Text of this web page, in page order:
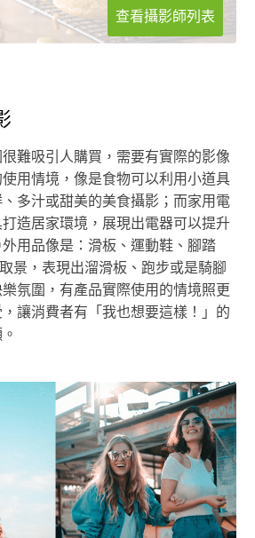
查看攝影師列表
難吸引人購買，需要有實際的影像
用情境，像是食物可以利用小道具
多汁或甜美的美食攝影；而家用電
造居家環境，展現出電器可以提升
用品像是：滑板、運動鞋、腳踏
景，表現出溜滑板、跑步或是騎腳
氛圍，有產品實際使用的情境照更
讓消費者有「我也想要這樣！」的